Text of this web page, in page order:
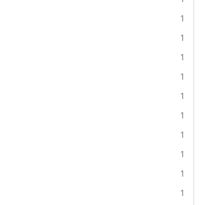
1
1
1
1
1
1
1
1
1
1